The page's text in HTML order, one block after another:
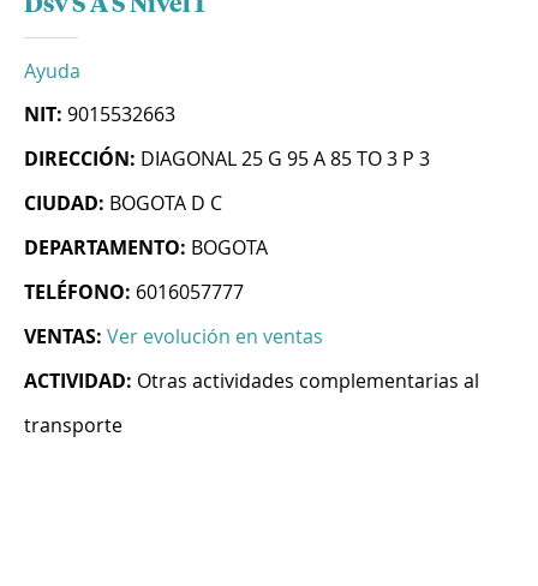
Dsv S A S Nivel 1
Ayuda
NIT: 9015532663
DIRECCIÓN: DIAGONAL 25 G 95 A 85 TO 3 P 3
CIUDAD: BOGOTA D C
DEPARTAMENTO: BOGOTA
TELÉFONO: 6016057777
VENTAS: Ver evolución en ventas
ACTIVIDAD: Otras actividades complementarias al
transporte